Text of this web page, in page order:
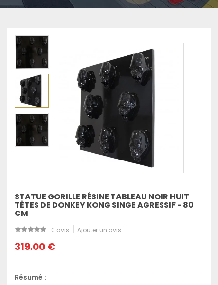
STATUE GORILLE RÉSINE TABLEAU NOIR HUIT
TÊTES DE DONKEY KONG SINGE AGRESSIF - 80
CM
0 avis Ajouter un avis
319.00 €
Résumé :